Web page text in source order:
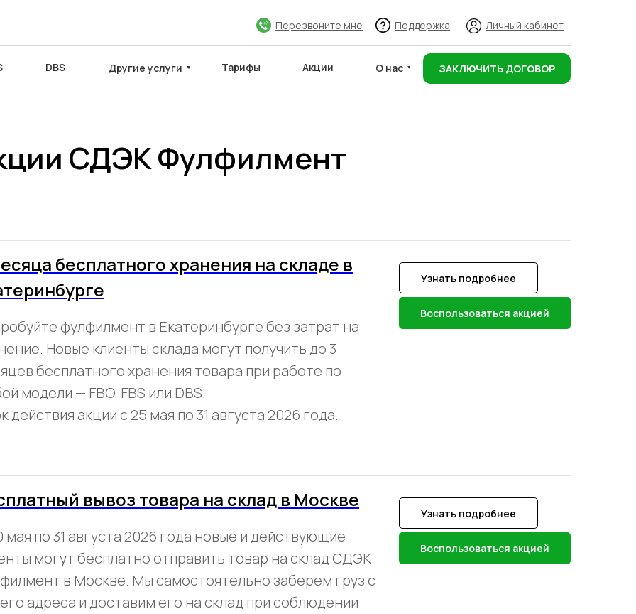
ЗАКЛЮЧИТЬ ДОГОВОР
Тарифы
Другие услуги
DBS О нас
Поддержка Личный кабинет
Перезвоните мне
Акции
СДЭК Фулфилмент
бесплатного хранения на складе в
фулфилмент в Екатеринбурге без затрат на
Новые клиенты склада могут получить до 3
бесплатного хранения товара при работе по
модели — FBO, FBS или DBS.
действия акции с 25 мая по 31 августа 2026 года.
Узнать подробнее
Воспользоваться акцией
вывоз товара на склад в Москве
мая по 31 августа 2026 года новые и действующие
могут бесплатно отправить товар на склад СДЭК
в Москве. Мы самостоятельно заберём груз с
адреса и доставим его на склад при соблюдении
Узнать подробнее
Воспользоваться акцией